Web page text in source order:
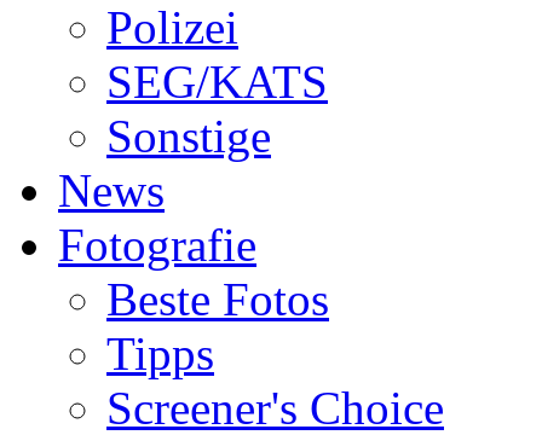
Polizei
SEG/KATS
Sonstige
News
Fotografie
Beste Fotos
Tipps
Screener's Choice